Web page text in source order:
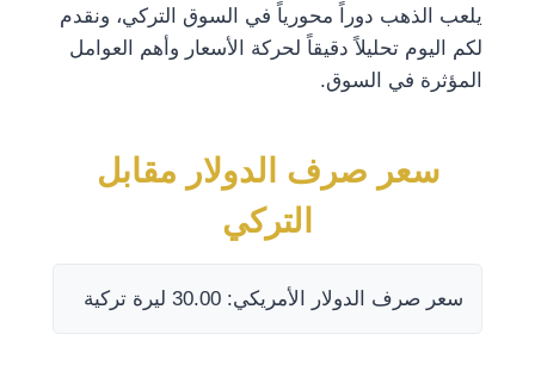
يلعب الذهب دوراً محورياً في السوق التركي، ونقدم
لكم اليوم تحليلاً دقيقاً لحركة الأسعار وأهم العوامل
المؤثرة في السوق.
سعر صرف الدولار مقابل
التركي
سعر صرف الدولار الأمريكي: 30.00 ليرة تركية